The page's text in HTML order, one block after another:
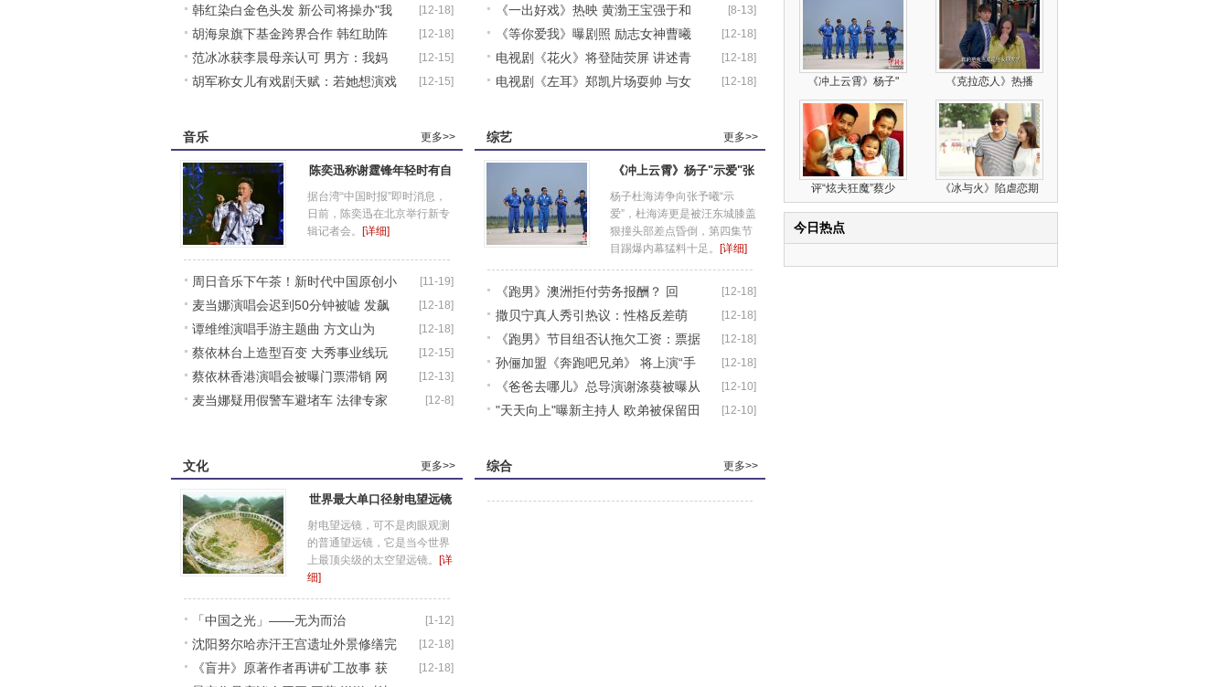
乐圈曾隐婚 [12-18]
韩红染白金色头发 新公司将操办"我
是歌手"巡 [12-18]
胡海泉旗下基金跨界合作 韩红助阵
自认创业者( [12-15]
范冰冰获李晨母亲认可 男方：我妈
觉得她特别 [12-15]
胡军称女儿有戏剧天赋：若她想演戏
伟张磊荒岛 [8-13]
《一出好戏》热映 黄渤王宝强于和
伟张磊荒岛 [12-18]
《等你爱我》曝剧照 励志女神曹曦
文感情归属 [12-18]
电视剧《花火》将登陆荧屏 讲述青
春梦想和奋 [12-18]
电视剧《左耳》郑凯片场耍帅 与女
音乐 更多>>
陈奕迅称谢霆锋年轻时有自
据台湾“中国时报”即时消息，
日前，陈奕迅在北京举行新专
辑记者会。
[详细]
[11-19]
周日音乐下午茶！新时代中国原创小
提琴作品首 [12-18]
麦当娜演唱会迟到50分钟被嘘 发飙
怒骂歌迷(图 [12-18]
谭维维演唱手游主题曲 方文山为
《无间狱》作 [12-15]
蔡依林台上造型百变 大秀事业线玩
自拍(图) [12-13]
蔡依林香港演唱会被曝门票滞销 网
站5折出售( [12-8]
麦当娜疑用假警车避堵车 法律专家
综艺 更多>>
《冲上云霄》杨子"示爱"张
杨子杜海涛争向张予曦“示
爱”，杜海涛更是被汪东城膝盖
狠撞头部差点昏倒，第四集节
目踢爆内幕猛料十足。 [详细]
[12-18]
《跑男》澳洲拒付劳务报酬？ 回
应：消息不实 [12-18]
撒贝宁真人秀引热议：性格反差萌
恶搞队友(图 [12-18]
《跑男》节目组否认拖欠工资：票据
在邮寄途中 [12-18]
孙俪加盟《奔跑吧兄弟》 将上演“手
撕邓超”( [12-10]
《爸爸去哪儿》总导演谢涤葵被曝从
湖南卫视离 [12-10]
"天天向上"曝新主持人 欧弟被保留田
文化 更多>>
世界最大单口径射电望远镜
射电望远镜，可不是肉眼观测
的普通望远镜，它是当今世界
上最顶尖级的太空望远镜。
[详
细]
[1-12]
「中国之光」——无为而治
[12-18]
沈阳努尔哈赤汗王宫遗址外景修缮完
成 对外开 [12-18]
《盲井》原著作者再讲矿工故事 获
综合 更多>>
《冲上云霄》杨子" 《克拉恋人》热播
评“炫夫狂魔”蔡少 《冰与火》陷虐恋期
今日热点